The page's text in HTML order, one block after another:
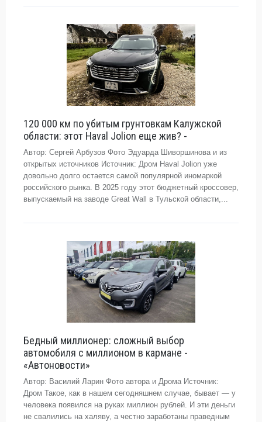
120 000 км по убитым грунтовкам Калужской
области: этот Haval Jolion еще жив? -
Автор: Сергей Арбузов Фото Эдуарда Шиворшинова и из
открытых источников Источник: Дром Haval Jolion уже
довольно долго остается самой популярной иномаркой
российского рынка. В 2025 году этот бюджетный кроссовер,
выпускаемый на заводе Great Wall в Тульской области,...
Бедный миллионер: сложный выбор
автомобиля с миллионом в кармане -
«Автоновости»
Автор: Василий Ларин Фото автора и Дрома Источник:
Дром Такое, как в нашем сегодняшнем случае, бывает — у
человека появился на руках миллион рублей. И эти деньги
не свалились на халяву, а честно заработаны праведным